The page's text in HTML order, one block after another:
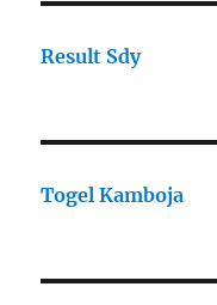
Result Sdy
Togel Kamboja